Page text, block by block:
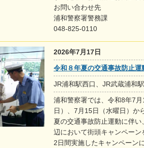
お問い合わせ先
浦和警察署警務課
048-825-0110
2026年7月17日
令和８年夏の交通事故防止
JR浦和駅西口、JR武蔵浦和
浦和警察署では、令和8年7
日）、7月15日（水曜日）か
夏の交通事故防止運動に伴
辺において街頭キャンペーン
2日間実施したキャンペーン